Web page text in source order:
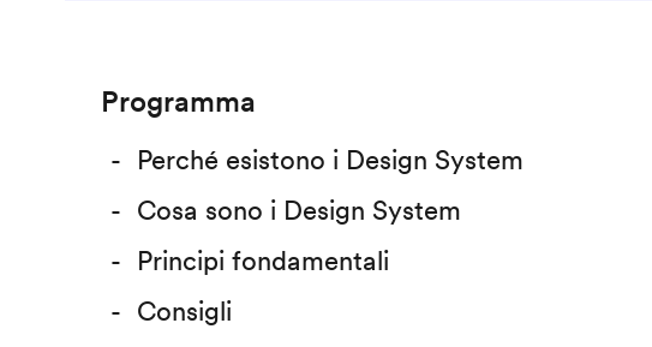
Programma
Perché esistono i Design System
Cosa sono i Design System
Principi fondamentali
Consigli